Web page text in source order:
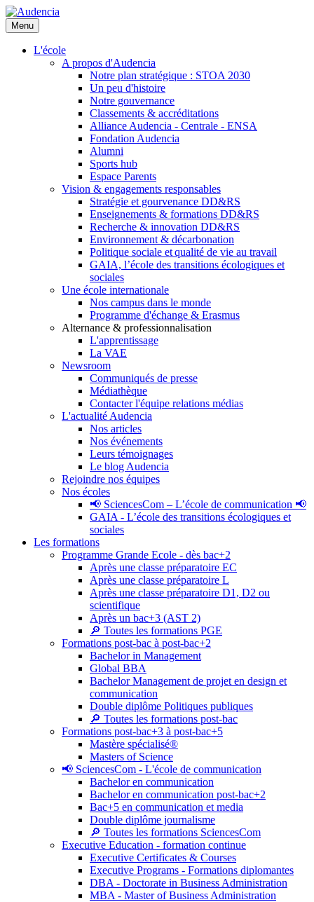
Aller
au
contenu
principal
Menu
L'école
A propos d'Audencia
Notre plan stratégique : STOA 2030
Un peu d'histoire
Notre gouvernance
Classements & accréditations
Alliance Audencia - Centrale - ENSA
Fondation Audencia
Alumni
Sports hub
Espace Parents
Vision & engagements responsables
Stratégie et gourvenance DD&RS
Enseignements & formations DD&RS
Recherche & innovation DD&RS
Environnement & décarbonation
Politique sociale et qualité de vie au travail
GAIA, l’école des transitions écologiques et
sociales
Une école internationale
Nos campus dans le monde
Programme d'échange & Erasmus
Alternance & professionnalisation
L'apprentissage
La VAE
Newsroom
Communiqués de presse
Médiathèque
Contacter l'équipe relations médias
L'actualité Audencia
Nos articles
Nos événements
Leurs témoignages
Le blog Audencia
Rejoindre nos équipes
Nos écoles
📢 SciencesCom – L’école de communication 📢
GAIA - L’école des transitions écologiques et
sociales
Les formations
Programme Grande Ecole - dès bac+2
Après une classe préparatoire EC
Après une classe préparatoire L
Après une classe préparatoire D1, D2 ou
scientifique
Après un bac+3 (AST 2)
🔎 Toutes les formations PGE
Formations post-bac à post-bac+2
Bachelor in Management
Global BBA
Bachelor Management de projet en design et
communication
Double diplôme Politiques publiques
🔎 Toutes les formations post-bac
Formations post-bac+3 à post-bac+5
Mastère spécialisé®
Masters of Science
📢 SciencesCom - L'école de communication
Bachelor en communication
Bachelor en communication post-bac+2
Bac+5 en communication et media
Double diplôme journalisme
🔎 Toutes les formations SciencesCom
Executive Education - formation continue
Executive Certificates & Courses
Executive Programs - Formations diplomantes
DBA - Doctorate in Business Administration
MBA - Master of Business Administration